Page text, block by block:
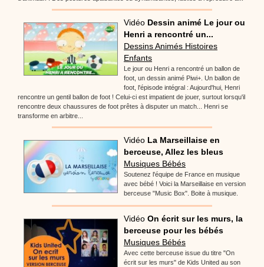
Vidéo Dessin animé Le jour ou
Henri a rencontré un...
Dessins Animés Histoires
Enfants
Le jour ou Henri a rencontré un ballon de
foot, un dessin animé Piwi+. Un ballon de
foot, l'épisode intégral : Aujourd'hui, Henri
rencontre un gentil ballon de foot ! Celui-ci est impatient de jouer, surtout lorsqu'il
rencontre deux chaussures de foot prêtes à disputer un match... Henri se
transforme en arbitre...
Vidéo La Marseillaise en
berceuse, Allez les bleus
Musiques Bébés
Soutenez l'équipe de France en musique
avec bébé ! Voici la Marseillaise en version
berceuse "Music Box". Boite à musique.
Vidéo On écrit sur les murs, la
berceuse pour les bébés
Musiques Bébés
Avec cette berceuse issue du titre "On
écrit sur les murs" de Kids United au son